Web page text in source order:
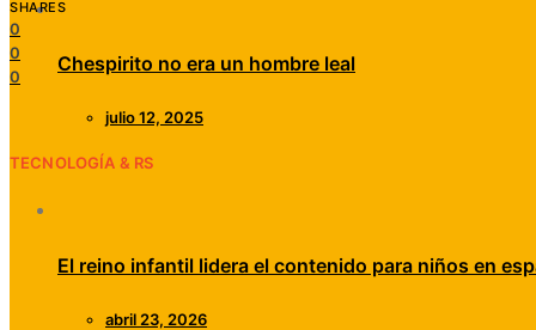
Chespirito no era un hombre leal
julio 12, 2025
TECNOLOGÍA & RS
El reino infantil lidera el contenido para niños en
abril 23, 2026
SHARES
0
0
0